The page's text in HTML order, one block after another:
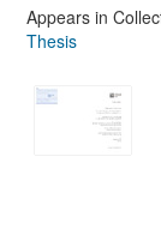
Appears in
Thesis